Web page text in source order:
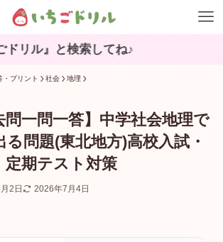
索してね♪
・プリント 社会 地理
問一問一答】中学社会地理で
る問題(東北地方)高校入試・
定期テスト対策
2日 2026年7月4日